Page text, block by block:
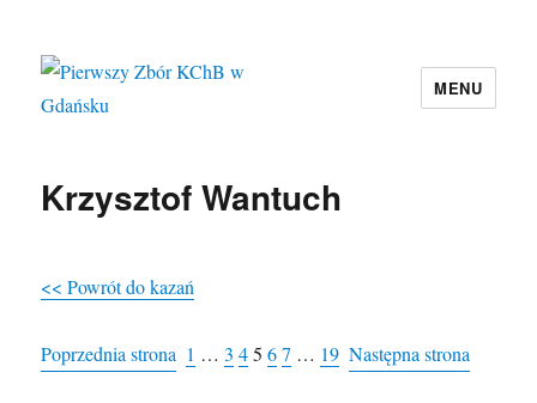
MENU
Krzysztof Wantuch
<< Powrót do kazań
Poprzednia strona 1 … 3 4 5 6 7 … 19 Następna strona